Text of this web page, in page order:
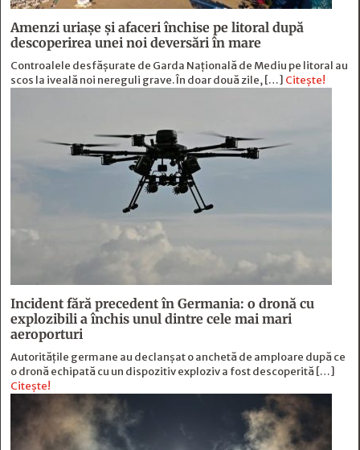
Amenzi uriașe și afaceri închise pe litoral după
descoperirea unei noi deversări în mare
Controalele desfășurate de Garda Națională de Mediu pe litoral au
scos la iveală noi nereguli grave. În doar două zile, […] Citește!
Incident fără precedent în Germania: o dronă cu
explozibili a închis unul dintre cele mai mari
aeroporturi
Autoritățile germane au declanșat o anchetă de amploare după ce
o dronă echipată cu un dispozitiv exploziv a fost descoperită […]
Citește!